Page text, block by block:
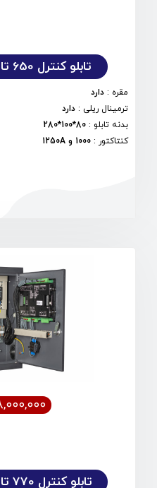
تابلو کنترل 650 تا 715 کاوا با لوازم هیوندا
مقره : دارد
ترمینال ریلی : دارد
بدنه تابلو :
80*100*280
کنتاکتور : 1000 و 1250A
۶۱۸,۰۰۰,۰۰۰
تابلو کنترل 770 تا 800 کاوا با لوازم هیوندا